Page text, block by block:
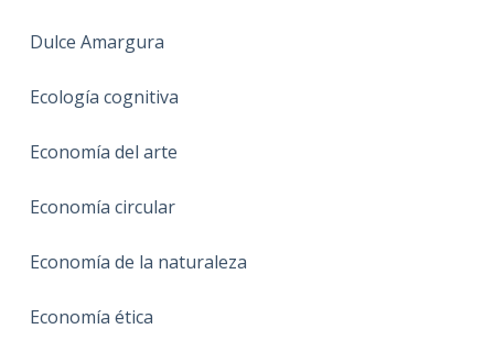
Dulce Amargura
Ecología cognitiva
Economía del arte
Economía circular
Economía de la naturaleza
Economía ética